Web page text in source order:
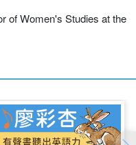
of Women's Studies at the